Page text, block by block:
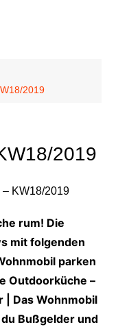
2019
2019
rum! Die
mit folgenden
parken
Outdoorküche –
| Das Wohnmobil
Bußgelder und